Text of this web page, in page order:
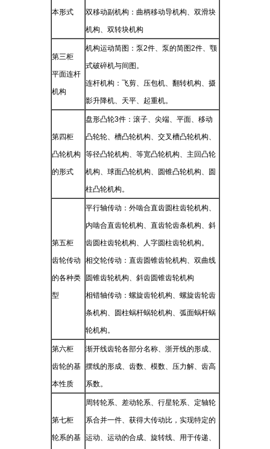
本形式 双移动副机构：曲柄移动导机构、双滑块
机构、双转块机构
第三柜
平面连杆
机构
机构运动简图：泵2件、泵的简图2件、颚
式破碎机与间图。
连杆机构：飞剪、压包机、翻转机构、摄
影升降机、天平、起重机。
第四柜
凸轮机构
的形式
盘形凸轮3件：滚子、尖端、平面、移动
凸轮轮、槽凸轮机构、交叉槽凸轮机构、
等径凸轮机构、等宽凸轮机构、主回凸轮
机构、球面凸轮机构、圆锥凸轮机构、圆
柱凸轮机构。
第五柜
齿轮传动
的各种类
型
平行轴传动：外啮合直齿圆柱齿轮机构、
内啮合直齿轮机构、直齿轮齿条机构、斜
齿圆柱齿轮机构、人字圆柱齿轮机构。
相交轮传动：直齿圆锥齿轮机构、双曲线
圆锥齿轮机构、斜齿圆锥齿轮机构
相错轴传动：螺旋齿轮机构、螺旋齿轮齿
条机构、圆柱蜗杆蜗轮机构、弧面蜗杆蜗
轮机构。
第六柜
齿轮的基
本性质
渐开线齿轮各部分名称、浙开线的形成、
摆线的形成、齿数、模数、压力解、齿高
系数。
第七柜
轮系的基
周转轮系、差动轮系、行星轮系、定轴轮
系合并一件、获得大传动比，实现特定的
运动、运动的合成、旋转线、用于传递、